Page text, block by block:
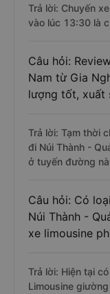
Trả lời: Chuyến
vào lúc 13:30 là
Câu hỏi:
Nam từ Gia
lượng tốt, xuất
Trả lời: Tạm thời
đi Núi Thành -
ở tuyến đường
Câu hỏi: Có
Núi Thành -
xe limousine
Trả lời: Hiện tại
Limousine